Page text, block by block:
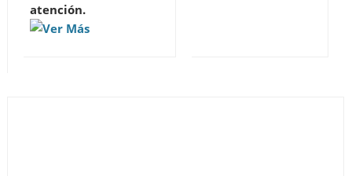
atención.